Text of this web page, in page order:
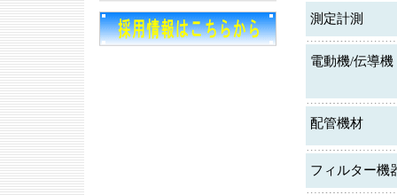
測定計測
電動機/伝導機
配管機材
フィルター機